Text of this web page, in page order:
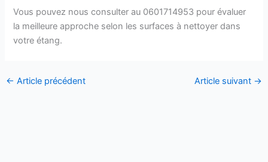
Vous pouvez nous consulter au 0601714953 pour évaluer
la meilleure approche selon les surfaces à nettoyer dans
votre étang.
← Article précédent Article suivant →